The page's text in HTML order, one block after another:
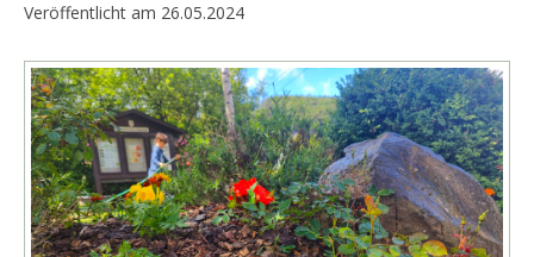
Veröffentlicht am 26.05.2024